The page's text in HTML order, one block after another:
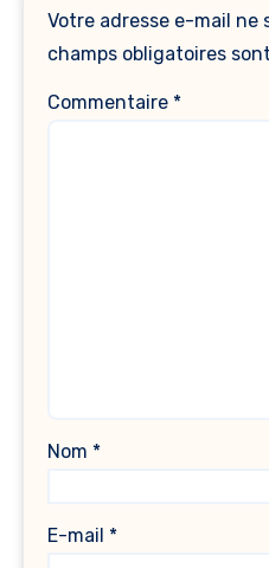
Votre adresse e-mail ne
champs obligatoires
Commentaire *
Nom *
E-mail *